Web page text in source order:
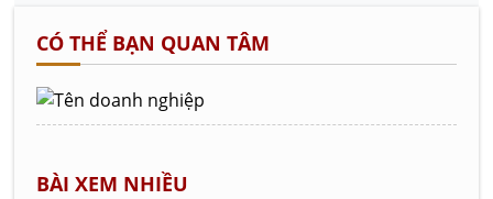
CÓ THỂ BẠN QUAN TÂM
BÀI XEM NHIỀU